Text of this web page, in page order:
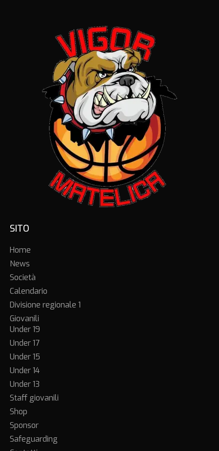
SITO
Home
News
Società
Calendario
Divisione regionale 1
Giovanili
Under 19
Under 17
Under 15
Under 14
Under 13
Staff giovanili
Shop
Sponsor
Safeguarding